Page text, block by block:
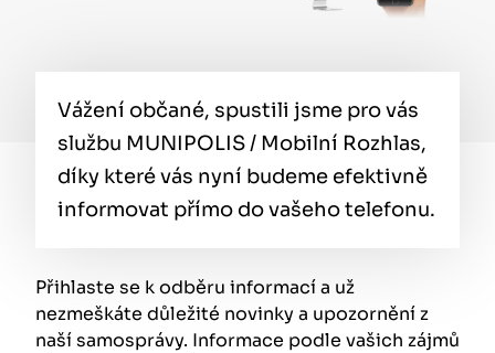
Vážení občané, spustili jsme pro vás
službu MUNIPOLIS / Mobilní Rozhlas,
díky které vás nyní budeme efektivně
informovat přímo do vašeho telefonu.
Přihlaste se k odběru informací a už
nezmeškáte důležité novinky a upozornění z
naší samosprávy. Informace podle vašich zájmů